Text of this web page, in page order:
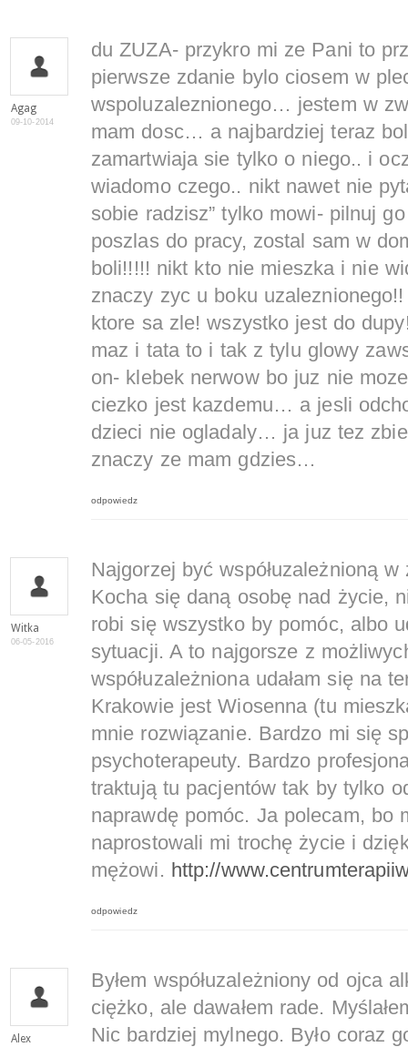
Agag
09-10-2014
du ZUZA- przykro mi ze Pani to
pierwsze zdanie bylo ciosem w
wspoluzaleznionego… jestem w
mam dosc… a najbardziej teraz
zamartwiaja sie tylko o niego.. i
wiadomo czego.. nikt nawet nie
sobie radzisz” tylko mowi- pilnuj
poszlas do pracy, zostal sam w
boli!!!!! nikt kto nie mieszka i nie
znaczy zyc u boku
ktore sa zle! wszystko jest do
maz i tata to i tak z tylu glowy
on- klebek nerwow bo juz nie
ciezko jest kazdemu… a jesli
dzieci nie ogladaly… ja juz tez
znaczy ze mam gdzies…
odpowiedz
Witka
06-05-2016
Najgorzej być współuzależnioną
Kocha się daną osobę nad życie,
robi się wszystko by pomóc, albo
sytuacji. A to najgorsze z
współuzależniona udałam się na
Krakowie jest Wiosenna (tu
mnie rozwiązanie. Bardzo mi się
psychoterapeuty. Bardzo
traktują tu pacjentów tak by tylko
naprawdę pomóc. Ja polecam, bo
naprostowali mi trochę życie i
mężowi. http://
odpowiedz
Alex
Byłem współuzależniony od ojca
ciężko, ale dawałem rade.
Nic bardziej mylnego. Było coraz